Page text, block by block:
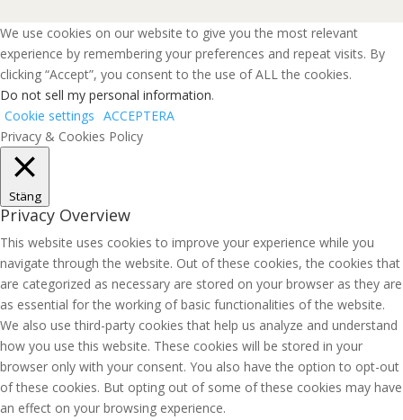
We use cookies on our website to give you the most relevant
experience by remembering your preferences and repeat visits. By
clicking “Accept”, you consent to the use of ALL the cookies.
Do not sell my personal information.
Cookie settings ACCEPTERA
Privacy & Cookies Policy
Stäng
Privacy Overview
This website uses cookies to improve your experience while you
navigate through the website. Out of these cookies, the cookies that
are categorized as necessary are stored on your browser as they are
as essential for the working of basic functionalities of the website.
We also use third-party cookies that help us analyze and understand
how you use this website. These cookies will be stored in your
browser only with your consent. You also have the option to opt-out
of these cookies. But opting out of some of these cookies may have
an effect on your browsing experience.